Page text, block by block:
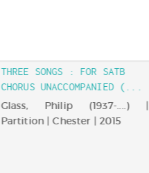
THREE SONGS : FOR SATB
CHORUS UNACCOMPANIED (...
Glass, Philip (1937-....) |
Partition | Chester | 2015